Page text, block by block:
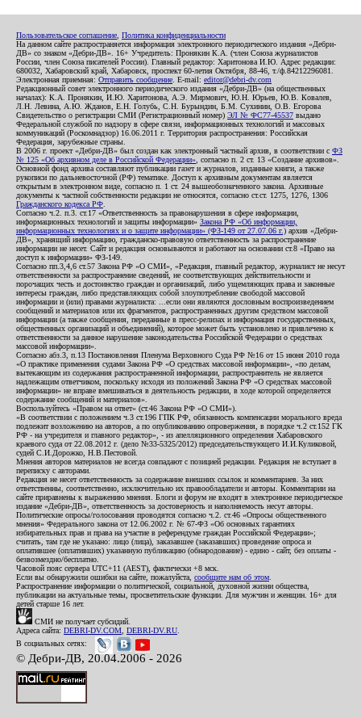
Пользовательское соглашение Политика конфиденциальности
На данном сайте распространяется информация электронного периодического издания «Дебри-
ДВ» со знаком «Дебри-ДВ». 16+ Учредитель: Пронякин К.А. (член Союза журналистов
России, член Союза писателей России). Главный редактор: Харитонова И.Ю. Адрес редакции:
680032, Хабаровский край, Хабаровск, проспект 60-летия Октября, 88-46, т./ф.84212296081.
Электронная приемная: Отправить сообщение . E-mail: editor@debri-dv.com
Редакционный совет электронного периодического издания «Дебри-ДВ» (на общественных
началах): К.А. Пронякин, И.Ю. Харитонова, А.Э. Мирмович, Ю.Н. Юрьев, Ю.В. Ковалев,
Л.Н. Левина, А.Ю. Жданов, Е.Н. Голубь, С.Н. Бурындин, Б.М. Сухинин, О.В. Егорова
Свидетельство о регистрации СМИ (Регистрационный номер) ЭЛ № ФС77-45537 выдано
Федеральной службой по надзору в сфере связи, информационных технологий и массовых
коммуникаций (Роскомнадзор) 16.06.2011 г. Территория распространения: Российская
Федерация, зарубежные страны.
В 2006 г. проект «Дебри-ДВ» был создан как электронный частный архив, в соответствии с ФЗ
№ 125 «Об архивном деле в Российской Федерации» , согласно п. 2 ст. 13 «Создание архивов».
Основной фонд архива составляют публикации газет и журналов, изданные книги, а также
рукописи по дальневосточной (РФ) тематике. Доступ к архивным документам является
открытым в электронном виде, согласно п. 1 ст. 24 вышеобозначенного закона. Архивные
документы к частной собственности редакции не относятся, согласно ст.ст. 1275, 1276, 1306
Гражданского кодекса РФ
Согласно ч.2. п.3. ст.17 «Ответственность за правонарушения в сфере информации,
информационных технологий и защиты информации» Закона РФ «Об информации,
информационных технологиях и о защите информации» (ФЗ-149 от 27.07.06 г.) архив «Дебри-
ДВ», хранящий информацию, гражданско-правовую ответственность за распространение
информации не несет. Сайт и редакция основываются и работают на основании ст.8 «Право на
доступ к информации» ФЗ-149.
Согласно пп.3,4,6 ст.57 Закона РФ «О СМИ», «Редакция, главный редактор, журналист не несут
ответственности за распространение сведений, не соответствующих действительности и
порочащих честь и достоинство граждан и организаций, либо ущемляющих права и законные
интересы граждан, либо представляющих собой злоупотребление свободой массовой
информации и (или) правами журналиста: ...если они являются дословным воспроизведением
сообщений и материалов или их фрагментов, распространенных другим средством массовой
информации (а также сообщения, переданные в пресс-релизах и информация государственных,
общественных организаций и объединений), которое может быть установлено и привлечено к
ответственности за данное нарушение законодательства Российской Федерации о средствах
массовой информации».
Согласно абз.3, п.13 Постановления Пленума Верховного Суда РФ №16 от 15 июня 2010 года
«О практике применения судами Закона РФ «О средствах массовой информации», «по делам,
вытекающим из содержания распространенной информации, распространитель не является
надлежащим ответчиком, поскольку исходя из положений Закона РФ «О средствах массовой
информации» не вправе вмешиваться в деятельность редакции, в ходе которой определяется
содержание сообщений и материалов».
Воспользуйтесь «Правом на ответ» (ст.46 Закона РФ «О СМИ»).
«В соответствии с положением ч.3 ст.196 ГПК РФ, обязанность компенсации морального вреда
подлежит возложению на авторов, а по опубликованию опровержения, в порядке ч.2 ст.152 ГК
РФ - на учредителя и главного редактор», - из апелляционного определения Хабаровского
краевого суда от 22.08.2012 г. (дело №33-5325/2012) председательствующего И.И.Куликовой,
судей С.И.Дорожко, Н.В.Пестовой.
Мнения авторов материалов не всегда совпадают с позицией редакции. Редакция не вступает в
переписку с авторами.
Редакция не несет ответственность за содержание внешних ссылок и комментариев. За них
ответственны, соответственно, исключительно их правообладатели и авторы. Комментарии на
сайте приравнены к выражению мнения. Блоги и форум не входят в электронное периодическое
издание «Дебри-ДВ», ответственность за достоверность и наполняемость несут авторы.
Политические опросы/голосования проводятся согласно ч.2. ст.46 «Опросы общественного
мнения» Федерального закона от 12.06.2002 г. № 67-ФЗ «Об основных гарантиях
избирательных прав и права на участие в референдуме граждан Российской Федерации»;
считать, там где не указано: лицо (лица), заказавшее (заказавших) проведение опроса и
оплатившее (оплативших) указанную публикацию (обнародование) - едино - сайт, без оплаты -
безвозмездно/бесплатно.
Часовой пояс сервера UTC+11 (AEST), фактически +8 мск.
Если вы обнаружили ошибки на сайте, пожалуйста, сообщите нам об этом
Распространение информации о политической, социальной, духовной жизни общества,
публикации на актуальные темы, просветительские функции. Для мужчин и женщин. 16+ для
детей старше 16 лет.
СМИ не получает субсидий.
Адреса сайта: DEBRI-DV.COM DEBRI-DV.RU
В социальных сетях:
© Дебри-ДВ, 20.04.2006 - 2026